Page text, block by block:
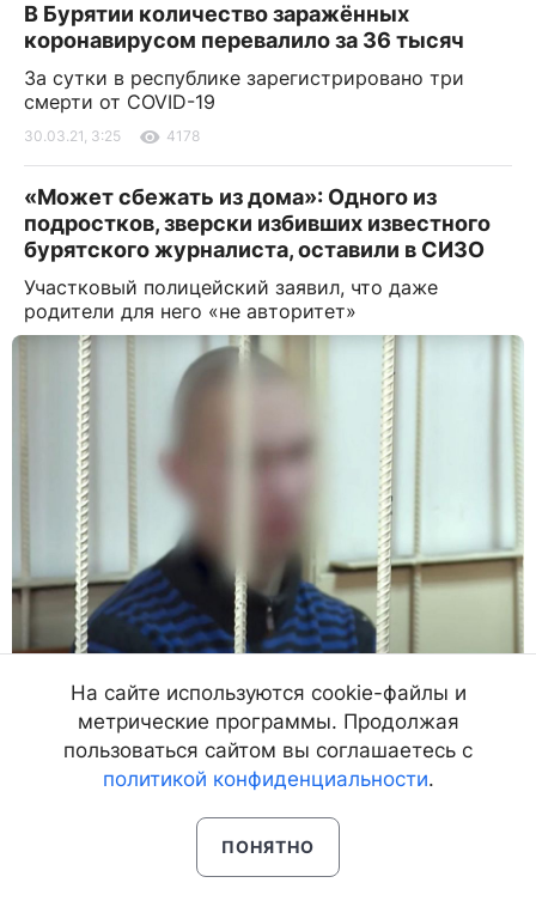
В Бурятии количество заражённых
коронавирусом перевалило за 36 тысяч
За сутки в республике зарегистрировано три
смерти от COVID-19
30.03.21, 3:25 4178
«Может сбежать из дома»: Одного из
подростков, зверски избивших известного
бурятского журналиста, оставили в СИЗО
Участковый полицейский заявил, что даже
родители для него «не авторитет»
30.03.21, 3:12 4865
«Вот там скорость»: Страшное
ДТП на трассе в Бурятии попало
Шансов выжить у водителя не было
На сайте используются cookie-файлы и
метрические программы. Продолжая
пользоваться сайтом вы соглашаетесь с
политикой конфиденциальности.
ПОНЯТНО